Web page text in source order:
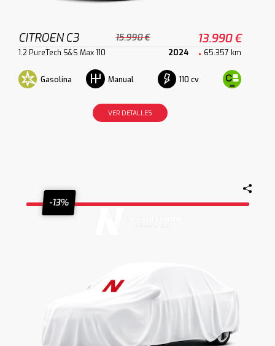
CITROEN C3 15.990 € 13.990 €
1.2 PureTech S&S Max 110 2024 65.357 km
Gasolina Manual 110 cv
VER DETALLES
-13%